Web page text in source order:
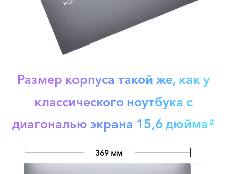
Размер корпуса такой же, как у
классического ноутбука с
диагональю экрана 15,6 дюйма 2
369 мм